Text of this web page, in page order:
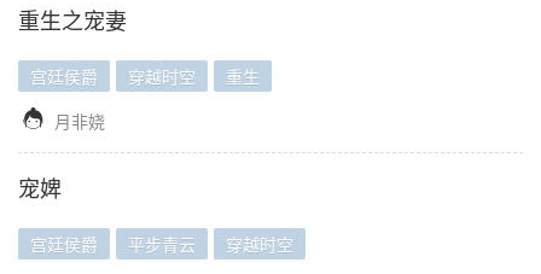
重生之宠妻
宫廷侯爵 穿越时空 重生
 月非娆
宠婢
宫廷侯爵 平步青云 穿越时空